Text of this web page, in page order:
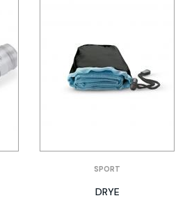
SPORT
DRYE